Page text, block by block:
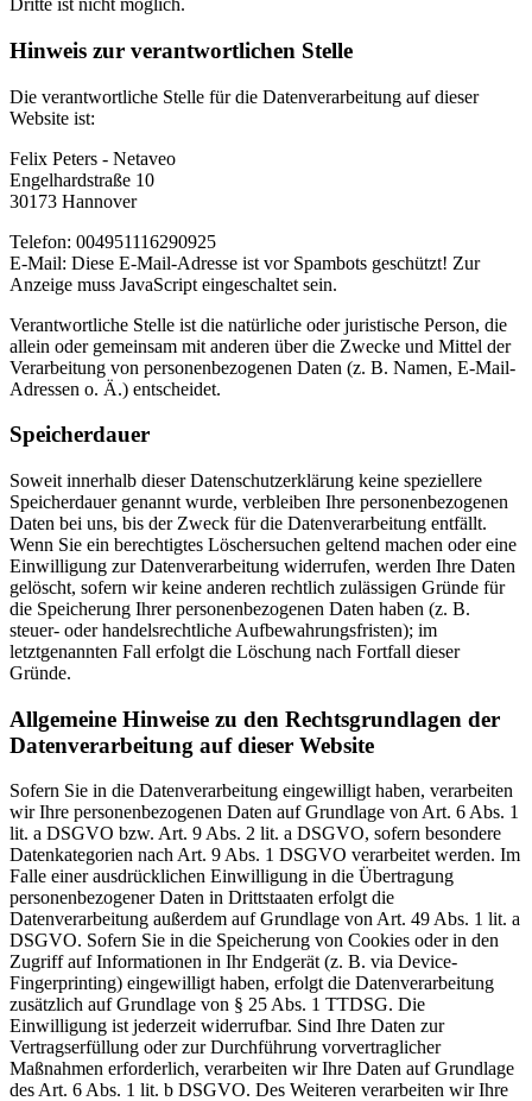
Dritte ist nicht möglich.
Hinweis zur verantwortlichen Stelle
Die verantwortliche Stelle für die Datenverarbeitung auf dieser
Website ist:
Felix Peters - Netaveo
Engelhardstraße 10
30173 Hannover
Telefon: 004951116290925
E-Mail: Diese E-Mail-Adresse ist vor Spambots geschützt! Zur
Anzeige muss JavaScript eingeschaltet sein.
Verantwortliche Stelle ist die natürliche oder juristische Person, die
allein oder gemeinsam mit anderen über die Zwecke und Mittel der
Verarbeitung von personenbezogenen Daten (z. B. Namen, E-Mail-
Adressen o. Ä.) entscheidet.
Speicherdauer
Soweit innerhalb dieser Datenschutzerklärung keine speziellere
Speicherdauer genannt wurde, verbleiben Ihre personenbezogenen
Daten bei uns, bis der Zweck für die Datenverarbeitung entfällt.
Wenn Sie ein berechtigtes Löschersuchen geltend machen oder eine
Einwilligung zur Datenverarbeitung widerrufen, werden Ihre Daten
gelöscht, sofern wir keine anderen rechtlich zulässigen Gründe für
die Speicherung Ihrer personenbezogenen Daten haben (z. B.
steuer- oder handelsrechtliche Aufbewahrungsfristen); im
letztgenannten Fall erfolgt die Löschung nach Fortfall dieser
Gründe.
Allgemeine Hinweise zu den Rechtsgrundlagen der
Datenverarbeitung auf dieser Website
Sofern Sie in die Datenverarbeitung eingewilligt haben, verarbeiten
wir Ihre personenbezogenen Daten auf Grundlage von Art. 6 Abs. 1
lit. a DSGVO bzw. Art. 9 Abs. 2 lit. a DSGVO, sofern besondere
Datenkategorien nach Art. 9 Abs. 1 DSGVO verarbeitet werden. Im
Falle einer ausdrücklichen Einwilligung in die Übertragung
personenbezogener Daten in Drittstaaten erfolgt die
Datenverarbeitung außerdem auf Grundlage von Art. 49 Abs. 1 lit. a
DSGVO. Sofern Sie in die Speicherung von Cookies oder in den
Zugriff auf Informationen in Ihr Endgerät (z. B. via Device-
Fingerprinting) eingewilligt haben, erfolgt die Datenverarbeitung
zusätzlich auf Grundlage von § 25 Abs. 1 TTDSG. Die
Einwilligung ist jederzeit widerrufbar. Sind Ihre Daten zur
Vertragserfüllung oder zur Durchführung vorvertraglicher
Maßnahmen erforderlich, verarbeiten wir Ihre Daten auf Grundlage
des Art. 6 Abs. 1 lit. b DSGVO. Des Weiteren verarbeiten wir Ihre